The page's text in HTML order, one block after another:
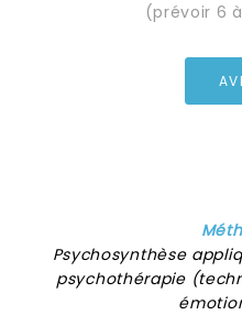
(prévoir 6
Psychosynthèse
psychothérapie